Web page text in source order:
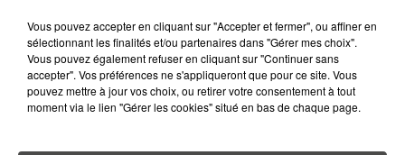
LA RÉDACTION
RCA
Voir toute l'équipe RCA
Vous pouvez accepter en cliquant sur "Accepter et fermer", ou affiner en
sélectionnant les finalités et/ou partenaires dans "Gérer mes choix".
Vous pouvez également refuser en cliquant sur "Continuer sans
accepter". Vos préférences ne s'appliqueront que pour ce site. Vous
pouvez mettre à jour vos choix, ou retirer votre consentement à tout
moment via le lien "Gérer les cookies" situé en bas de chaque page.